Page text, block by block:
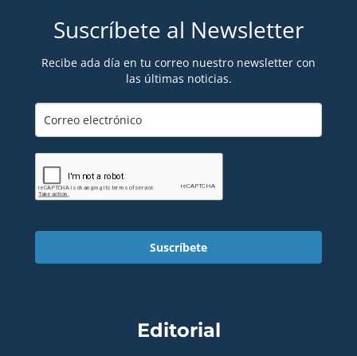
Suscríbete al Newsletter
Recibe ada día en tu correo nuestro newsletter con
las últimas noticias.
Suscríbete
Editorial